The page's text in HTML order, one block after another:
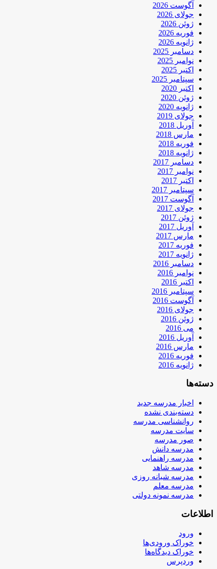
آگوست 2026
جولای 2026
ژوئن 2026
فوریه 2026
ژانویه 2026
دسامبر 2025
نوامبر 2025
اکتبر 2025
سپتامبر 2025
اکتبر 2020
ژوئن 2020
ژانویه 2020
جولای 2019
آوریل 2018
مارس 2018
فوریه 2018
ژانویه 2018
دسامبر 2017
نوامبر 2017
اکتبر 2017
سپتامبر 2017
آگوست 2017
جولای 2017
ژوئن 2017
آوریل 2017
مارس 2017
فوریه 2017
ژانویه 2017
دسامبر 2016
نوامبر 2016
اکتبر 2016
سپتامبر 2016
آگوست 2016
جولای 2016
ژوئن 2016
می 2016
آوریل 2016
مارس 2016
فوریه 2016
ژانویه 2016
دسته‌ها
اخبار مدرسه جدید
دسته‌بندی نشده
روانشناسی مدرسه
سایت مدرسه
صور مدرسه
مدرسه دانش
مدرسه راهنمایی
مدرسه شاهد
مدرسه شبانه روزی
مدرسه معلم
مدرسه نمونه دولتی
اطلاعات
ورود
خوراک ورودی‌ها
خوراک دیدگاه‌ها
وردپرس